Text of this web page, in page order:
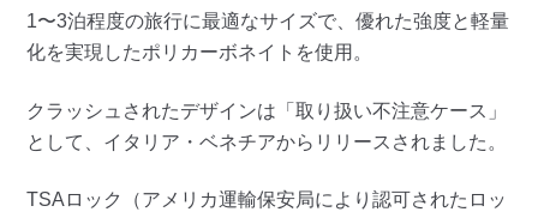
1〜3泊程度の旅行に最適なサイズで、優れた強度と軽量
化を実現したポリカーボネイトを使用。
クラッシュされたデザインは「取り扱い不注意ケース」
として、イタリア・ベネチアからリリースされました。
TSAロック（アメリカ運輸保安局により認可されたロッ